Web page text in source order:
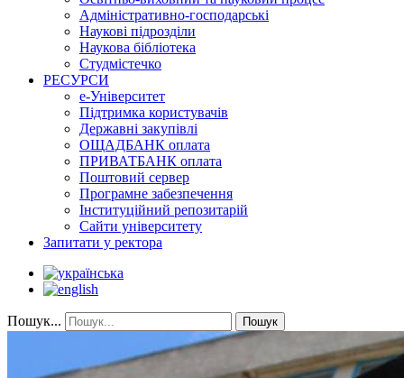
Адміністративно-господарські
Наукові підрозділи
Наукова бібліотека
Студмістечко
РЕСУРСИ
е-Університет
Підтримка користувачів
Державні закупівлі
ОЩАДБАНК оплата
ПРИВАТБАНК оплата
Поштовий сервер
Програмне забезпечення
Інституційний репозитарій
Сайти університету
Запитати у ректора
Пошук... Пошук